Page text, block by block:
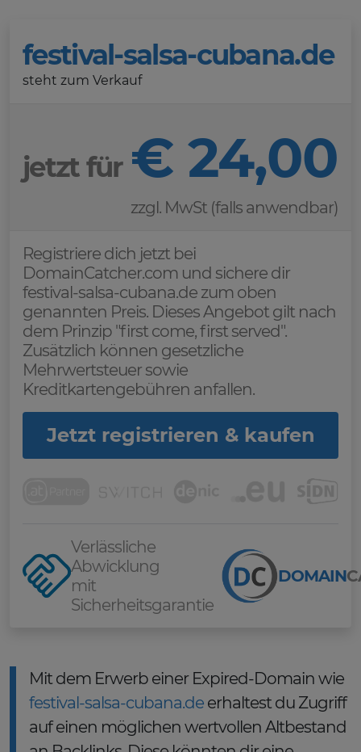
Mit dem Erwerb einer Expired-Domain wie
festival-salsa-cubana.de erhaltest du Zugriff
auf einen möglichen wertvollen Altbestand
festival-salsa-cubana.de
steht zum Verkauf
jetzt für € 24,00
zzgl. MwSt (falls anwendbar)
Registriere dich jetzt bei
DomainCatcher.com und sichere dir
festival-salsa-cubana.de zum oben
genannten Preis. Dieses Angebot gilt nach
dem Prinzip "first come, first served".
Zusätzlich können gesetzliche
Mehrwertsteuer sowie
Kreditkartengebühren anfallen.
Jetzt registrieren & kaufen
Verlässliche
Abwicklung
mit
Sicherheitsgarantie
DOMAIN